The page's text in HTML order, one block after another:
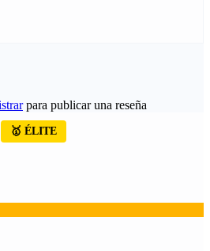
para publicar una reseña
🥇 ÉLITE